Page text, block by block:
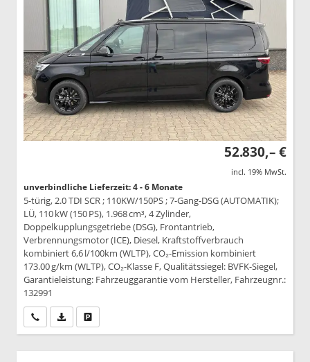
52.830,– €
incl. 19% MwSt.
unverbindliche Lieferzeit: 4 - 6 Monate
5-türig, 2.0 TDI SCR ; 110KW/150PS ; 7-Gang-DSG (AUTOMATIK);
LÜ, 110 kW (150 PS), 1.968 cm³, 4 Zylinder,
Doppelkupplungsgetriebe (DSG), Frontantrieb,
Verbrennungsmotor (ICE), Diesel, Kraftstoffverbrauch
kombiniert 6,6 l/100km (WLTP), CO₂-Emission kombiniert
173.00 g/km (WLTP), CO₂-Klasse F, Qualitätssiegel: BVFK-Siegel,
Garantieleistung: Fahrzeuggarantie vom Hersteller, Fahrzeugnr.:
132991
Wir rufen Sie anPDF-Datei, Fahrzeugexposé drucken